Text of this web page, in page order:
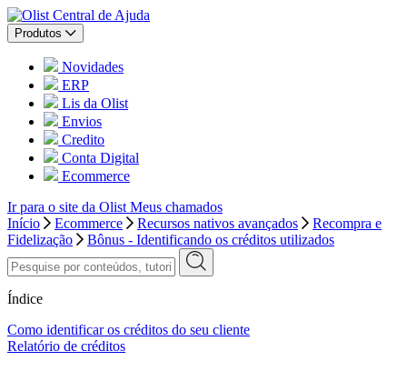
Central de Ajuda
Produtos
Novidades
ERP
Lis da Olist
Envios
Credito
Conta Digital
Ecommerce
Ir para o site da Olist Meus chamados
Início
Ecommerce Recursos nativos avançados
Recompra e
Fidelização
Bônus - Identificando os créditos utilizados
Índice
Como identificar os créditos do seu cliente
Relatório de créditos